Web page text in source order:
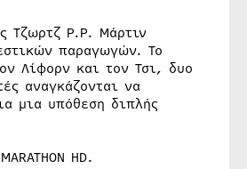
Τζωρτζ Ρ.Ρ. Μάρτιν
παραγωγών. Το
Λίφορν και τον Τσι, δυο
αναγκάζονται να
μια υπόθεση διπλής
HD.